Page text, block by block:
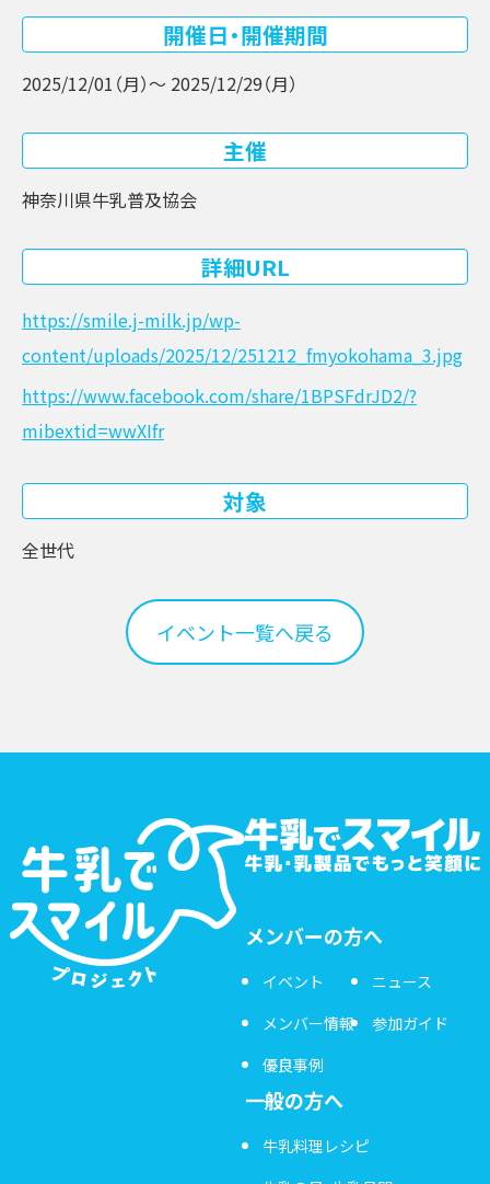
開催日・開催期間
2025/12/01（月）〜 2025/12/29（月）
主催
神奈川県牛乳普及協会
詳細URL
https://smile.j-milk.jp/wp-
content/uploads/2025/12/251212_fmyokohama_3.jpg
https://www.facebook.com/share/1BPSFdrJD2/?
mibextid=wwXIfr
対象
全世代
イベント一覧へ戻る
メンバーの方へ
イベント
メンバー情報
優良事例
ニュース
参加ガイド
一般の方へ
牛乳料理レシピ